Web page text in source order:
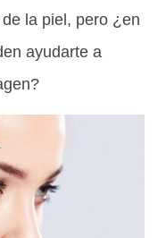
la piel, pero ¿en
ayudarte a